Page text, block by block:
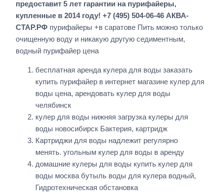
предоставит 5 лет гарантии на пурифайеры,
купленные в 2014 году! +7 (495) 504-06-46 АКВА-
СТАР.РФ пурифайеры +в саратове Пить можно только
очищенную воду и никакую другую седиментным,
водный пурифайер цена
бесплатная аренда кулера для воды заказать
купить пурифайер в интернет магазине кулер для
воды цена, арендовать кулер для воды
челябинск
кулер для воды нижняя загрузка кулеры для
воды новосибирск Бактерия, картридж
Картриджи для воды надлежит регулярно
менять. угольным кулер для воды в аренду
домашние кулеры для воды купить кулер для
воды москва бутыль воды для кулера водный,
Гидротехническая обстановка